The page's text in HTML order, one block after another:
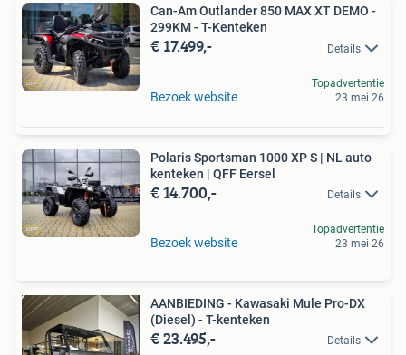
Can-Am Outlander 850 MAX XT DEMO -
299KM - T-Kenteken
€ 17.499,- Details
Bezoek website
Topadvertentie
23 mei 26
Polaris Sportsman 1000 XP S | NL auto
kenteken | QFF Eersel
€ 14.700,- Details
Bezoek website
Topadvertentie
23 mei 26
AANBIEDING - Kawasaki Mule Pro-DX
(Diesel) - T-kenteken
€ 23.495,- Details